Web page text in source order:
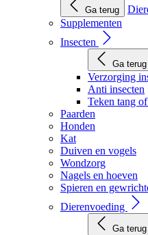
Ga terug
Supplementen
Insecten
Ga terug
Verzorging
Anti insecten
Teken tang
Paarden
Honden
Kat
Duiven en vogels
Wondzorg
Nagels en hoeven
Spieren en
Dierenvoeding
Ga terug